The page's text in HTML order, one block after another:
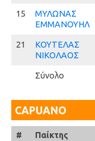
15
21
15
ΜΥΛΩΝΑΣ
ΕΜΜΑΝΟΥΗΛ
21
ΚΟΥΤΕΛΑΣ
ΝΙΚΟΛΑΟΣ
Σύνολο
CAPUANO
#
# Παίκτης